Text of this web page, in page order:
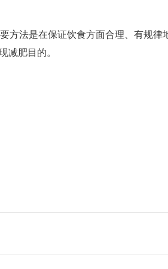
方法是在保证饮食方面合理、有规律
减肥目的。